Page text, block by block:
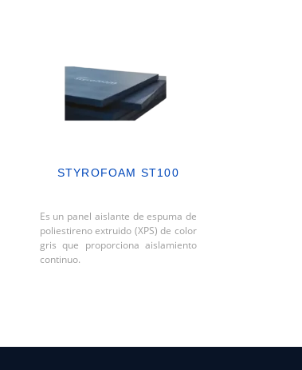
STYROFOAM ST100
Es un panel aislante de espuma de
poliestireno extruido (XPS) de color
gris que proporciona aislamiento
continuo.